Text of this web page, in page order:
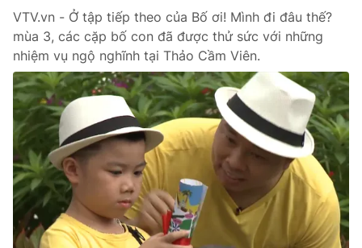
Nhân vật
Khán giả
Giải sao mai
Âm nhạc
Sao
Đời sống
Du lịch
Làm đẹp
Chất lượng cuộc sống
Giáo dục
Tuyển sinh
Học trực tuyến
Công nghệ
Hitech Công nghệ tương lai
Sản phẩm
Thị trường
Tư vấn
Giao lưu trực tuyến
Lịch phát sóng
VTV.vn - Ở tập tiếp theo của Bố ơi! Mình đi đâu thế?
mùa 3, các cặp bố con đã được thử sức với những
nhiệm vụ ngộ nghĩnh tại Thảo Cầm Viên.